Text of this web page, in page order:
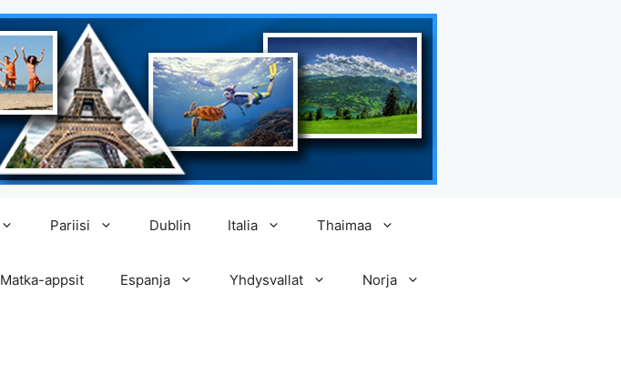
Pariisi Dublin Italia Thaimaa
Matka-appsit Espanja Yhdysvallat Norja